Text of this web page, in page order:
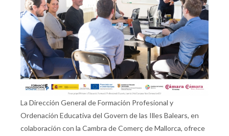
La Dirección General de Formación Profesional y
Ordenación Educativa del Govern de las Illes Balears, en
colaboración con la Cambra de Comerç de Mallorca, ofrece